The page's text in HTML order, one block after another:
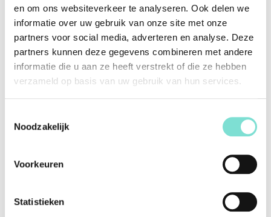
en om ons websiteverkeer te analyseren. Ook delen we
informatie over uw gebruik van onze site met onze
partners voor social media, adverteren en analyse. Deze
partners kunnen deze gegevens combineren met andere
informatie die u aan ze heeft verstrekt of die ze hebben
verzameld op basis van uw gebruik van hun services.
Noodzakelijk
Voorkeuren
Statistieken
Specificaties
Merk Van Woerden Wonen